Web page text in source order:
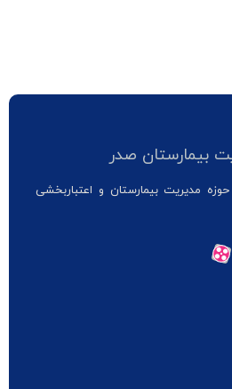
بیمارستان صدر
مدیریت بیمارستان و اعتباربخشی